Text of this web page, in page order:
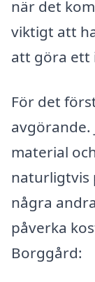
när det
viktigt att
att göra ett
För det
material
naturligtvis
några
påverka
Borggård: